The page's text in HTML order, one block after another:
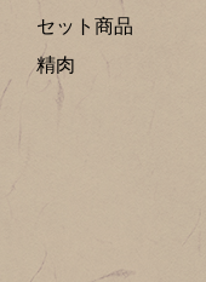
セット商品
精肉